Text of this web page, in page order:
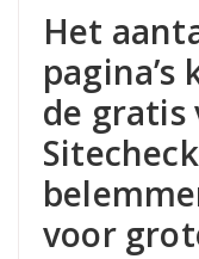
Het
de gratis
voor